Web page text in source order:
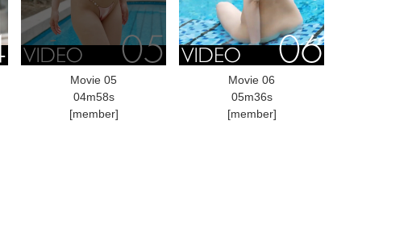
Movie 05
04m58s
[member]
Movie 06
05m36s
[member]